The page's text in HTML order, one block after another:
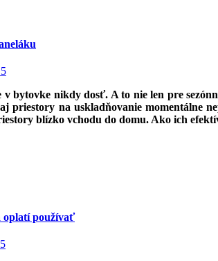
v bytovke nikdy dosť. A to nie len pre
priestory na uskladňovanie momentálne
blízko vchodu do domu. Ako ich
oplatí používať